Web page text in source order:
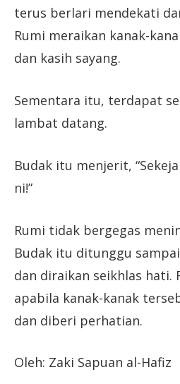
terus berlari mendekati
Rumi meraikan kanak-
dan kasih sayang.
Sementara itu, terdapat
lambat datang.
Budak itu menjerit,
ni!”
Rumi tidak bergegas
Budak itu ditunggu
dan diraikan seikhlas hati.
apabila kanak-kanak
dan diberi perhatian.
Oleh: Zaki Sapuan al-Hafiz